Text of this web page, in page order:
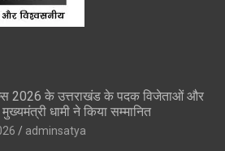
2026 के उत्तराखंड के पदक विजेताओं और
धामी ने किया सम्मानित
adminsatya